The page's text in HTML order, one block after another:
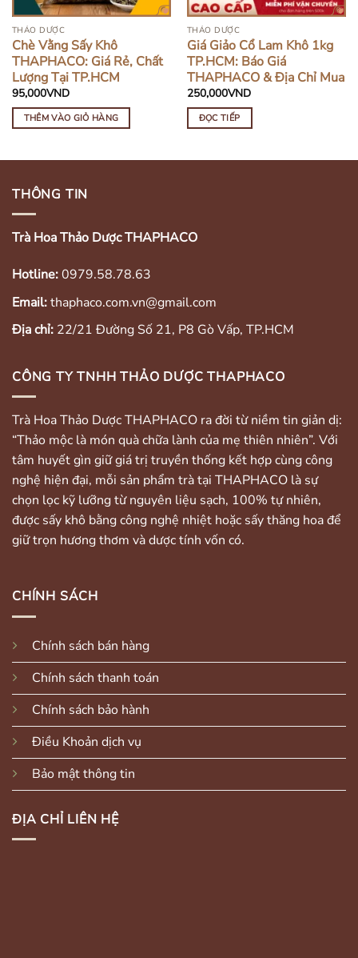
THẢO DƯỢC
Chè Vằng Sấy Khô
THAPHACO: Giá Rẻ, Chất
Lượng Tại TP.HCM
95,000VND
THÊM VÀO GIỎ HÀNG
THẢO DƯỢC
Giá Giảo Cổ Lam Khô 1kg
TP.HCM: Báo Giá
THAPHACO & Địa Chỉ Mua
250,000VND
ĐỌC TIẾP
THÔNG TIN
Trà Hoa Thảo Dược THAPHACO
Hotline:0979.58.78.63
Email:thaphaco.com.vn@gmail.com
Địa chỉ: 22/21 Đường Số 21, P8 Gò Vấp, TP.HCM
CÔNG TY TNHH THẢO DƯỢC THAPHACO
Trà Hoa Thảo Dược THAPHACO ra đời từ niềm tin giản dị:
“Thảo mộc là món quà chữa lành của mẹ thiên nhiên”. Với
tâm huyết gìn giữ giá trị truyền thống kết hợp cùng công
nghệ hiện đại, mỗi sản phẩm trà tại THAPHACO là sự
chọn lọc kỹ lưỡng từ nguyên liệu sạch, 100% tự nhiên,
được sấy khô bằng công nghệ nhiệt hoặc sấy thăng hoa để
giữ trọn hương thơm và dược tính vốn có.
CHÍNH SÁCH
Chính sách bán hàng
Chính sách thanh toán
Chính sách bảo hành
Điều Khoản dịch vụ
Bảo mật thông tin
ĐỊA CHỈ LIÊN HỆ